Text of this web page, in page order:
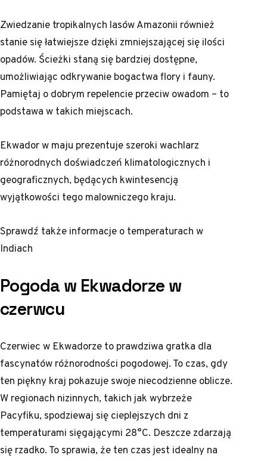
Zwiedzanie tropikalnych lasów Amazonii również
stanie się łatwiejsze dzięki zmniejszającej się ilości
opadów. Ścieżki staną się bardziej dostępne,
umożliwiając odkrywanie bogactwa flory i fauny.
Pamiętaj o dobrym repelencie przeciw owadom – to
podstawa w takich miejscach.
Ekwador w maju prezentuje szeroki wachlarz
różnorodnych doświadczeń klimatologicznych i
geograficznych, będących kwintesencją
wyjątkowości tego malowniczego kraju.
Sprawdź takżeinformacje o temperaturach w
Indiach
Pogoda w Ekwadorze w
czerwcu
Czerwiec w Ekwadorze to prawdziwa gratka dla
fascynatów różnorodności pogodowej. To czas, gdy
ten piękny kraj pokazuje swoje niecodzienne oblicze.
W regionach nizinnych, takich jak wybrzeże
Pacyfiku, spodziewaj się cieplejszych dni z
temperaturami sięgającymi 28°C. Deszcze zdarzają
się rzadko. To sprawia, że ten czas jest idealny na